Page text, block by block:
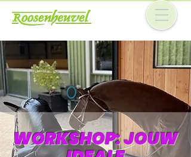
WORKSHOP: JOUW